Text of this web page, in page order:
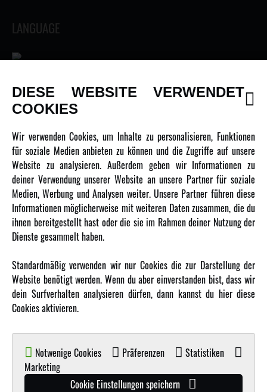
LANGUAGE
INFORMATIONEN
Newsletter
Über uns
Karriere
Amewi Kataloge
MEHR VON AMEWI
Amewi Construction - Nutzfahrzeuge
Malinos - Die kreative Seite von Amewi
Werden Sie Amewi Händler
DIESE WEBSITE VERWENDET
COOKIES
Wir verwenden Cookies, um Inhalte zu personalisieren, Funktionen
für soziale Medien anbieten zu können und die Zugriffe auf unsere
Website zu analysieren. Außerdem geben wir Informationen zu
deiner Verwendung unserer Website an unsere Partner für soziale
Medien, Werbung und Analysen weiter. Unsere Partner führen diese
Informationen möglicherweise mit weiteren Daten zusammen, die du
ihnen bereitgestellt hast oder die sie im Rahmen deiner Nutzung der
Dienste gesammelt haben.
Standardmäßig verwenden wir nur Cookies die zur Darstellung der
Website benötigt werden. Wenn du aber einverstanden bist, dass wir
dein Surfverhalten analysieren dürfen, dann kannst du hier diese
Cookies aktivieren.
Notwenige Cookies Präferenzen
Statistiken
Marketing
Cookie Einstellungen speichern